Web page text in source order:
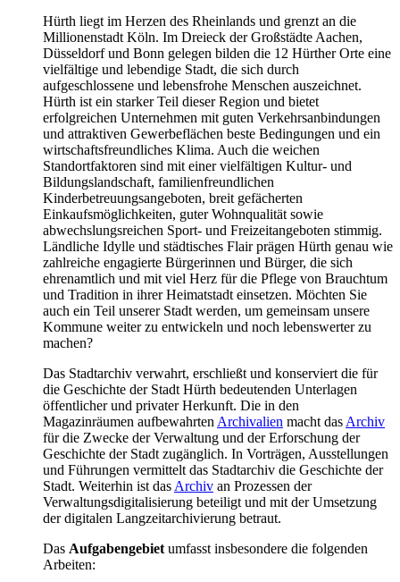
Hürth liegt im Herzen des Rheinlands und grenzt an die
Millionenstadt Köln. Im Dreieck der Großstädte Aachen,
Düsseldorf und Bonn gelegen bilden die 12 Hürther Orte eine
vielfältige und lebendige Stadt, die sich durch
aufgeschlossene und lebensfrohe Menschen auszeichnet.
Hürth ist ein starker Teil dieser Region und bietet
erfolgreichen Unternehmen mit guten Verkehrsanbindungen
und attraktiven Gewerbeflächen beste Bedingungen und ein
wirtschaftsfreundliches Klima. Auch die weichen
Standortfaktoren sind mit einer vielfältigen Kultur- und
Bildungslandschaft, familienfreundlichen
Kinderbetreuungsangeboten, breit gefächerten
Einkaufsmöglichkeiten, guter Wohnqualität sowie
abwechslungsreichen Sport- und Freizeitangeboten stimmig.
Ländliche Idylle und städtisches Flair prägen Hürth genau wie
zahlreiche engagierte Bürgerinnen und Bürger, die sich
ehrenamtlich und mit viel Herz für die Pflege von Brauchtum
und Tradition in ihrer Heimatstadt einsetzen. Möchten Sie
auch ein Teil unserer Stadt werden, um gemeinsam unsere
Kommune weiter zu entwickeln und noch lebenswerter zu
machen?
Das Stadtarchiv verwahrt, erschließt und konserviert die für
die Geschichte der Stadt Hürth bedeutenden Unterlagen
öffentlicher und privater Herkunft. Die in den
Magazinräumen aufbewahrten Archivalien macht das Archiv
für die Zwecke der Verwaltung und der Erforschung der
Geschichte der Stadt zugänglich. In Vorträgen, Ausstellungen
und Führungen vermittelt das Stadtarchiv die Geschichte der
Stadt. Weiterhin ist das Archiv an Prozessen der
Verwaltungsdigitalisierung beteiligt und mit der Umsetzung
der digitalen Langzeitarchivierung betraut.
Das Aufgabengebiet umfasst insbesondere die folgenden
Arbeiten: